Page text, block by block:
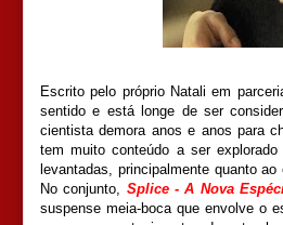
Escrito pelo próprio Natali em
sentido e está longe de ser
cientista demora anos e anos para
tem muito conteúdo a ser
levantadas, principalmente quanto
No conjunto, Splice - A Nova
suspense meia-boca que envolve o